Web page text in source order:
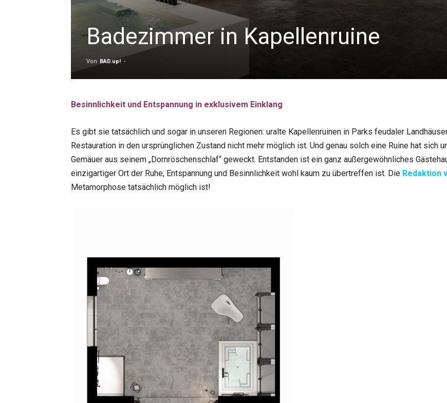
Badezimmer in Kapellenruine
Von BAD.up! -
Besinnlichkeit und Entspannung in exklusivem Einklang
Es gibt sie tatsächlich und sogar in unseren Regionen: uralte Kapellenruinen in Parks feudaler
Restauration in den ursprünglichen Zustand nicht mehr möglich ist. Und genau solch eine Ruine hat sich
Gemäuer aus seinem „Dornröschenschlaf“ geweckt. Entstanden ist ein ganz außergewöhnliches
einzigartiger Ort der Ruhe, Entspannung und Besinnlichkeit wohl kaum zu übertreffen ist. Die Redaktion
Metamorphose tatsächlich möglich ist!